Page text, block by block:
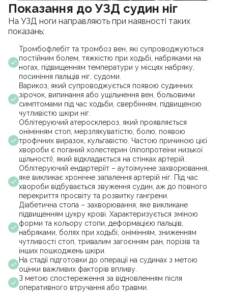
Показання до УЗД судин ніг
На УЗД ноги направляють при наявності таких
показань:
Тромбофлебіт та тромбоз вен, які супроводжуються
постійним болем, тяжкістю при ходьбі, набряками на
ногах, підвищенням температури у місцях набряку,
посиніння пальців ніг, судоми.
Варикоз, який супроводжується появою судинних
зірочок, випинання або ущільнення вен, больовими
симптомами під час ходьби, свербінням, підвищеною
чутливістю шкіри ніг.
Облітеруючий атеросклероз, який проявляється
онімінням стоп, мерзлякуватістю, болю, появою
трофічних виразок, кульгавістю. Частою причиною цієї
хвороби є поганий холестерин (ліпопротеїни низької
щільності), який відкладається на стінках артерій.
Облітеруючий ендартеріїт – аутоімунне захворювання,
яке викликає хронічне запалення артерій ніг. Під час
хвороби відбувається звуження судин, аж до повного
перекриття просвіту та розвитку гангрени.
Діабетична стопа – захворювання, яке викликане
підвищенням цукру крові. Характеризується зміною
форми та кольору стопи, деформацією пальців,
набряками, болях при ходьбі, онімінням, зниженням
чутливості стоп, тривалим загоєнням ран, порізів та
інших пошкоджень шкіри.
На стадії підготовки до операції на судинах з метою
оцінки важливих факторів впливу.
З метою спостереження за відновленням після
оперативного втручання або травми.